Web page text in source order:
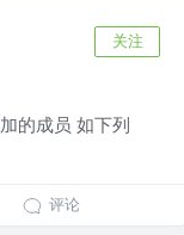
关注
的成员 如下列
评论